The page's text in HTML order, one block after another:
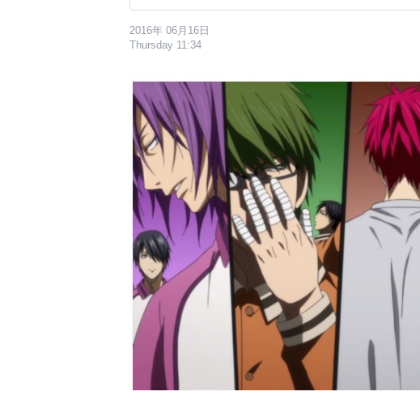
2016年 06月16日
Thursday 11:34